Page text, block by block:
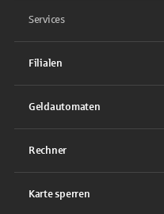
Services
Filialen
Geldautomaten
Rechner
Karte sperren